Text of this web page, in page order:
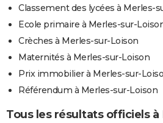
Classement des lycées à Merles-
Ecole primaire à Merles-sur-
Crèches à Merles-sur-Loison
Maternités à Merles-sur-Loison
Prix immobilier à Merles-sur-
Référendum à Merles-sur-Loison
Tous les résultats officiels